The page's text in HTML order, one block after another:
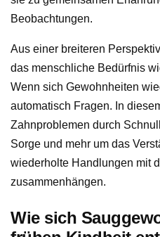
Beobachtungen.
Aus einer breiteren
das menschliche Bedürfnis
Wenn sich Gewohnheiten
automatisch Fragen. In
Zahnproblemen durch
Sorge und mehr um das
wiederholte Handlungen mit
zusammenhängen.
Wie sich